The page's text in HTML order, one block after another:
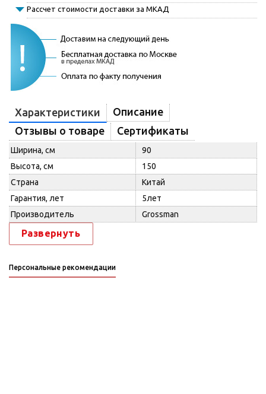
Рассчет стоимости доставки за МКАД
Характеристики
Описание
Отзывы о товаре
Сертификаты
Ширина, см
90
Высота, см
150
Страна
Китай
Гарантия, лет
5лет
Производитель
Grossman
Развернуть
Персональные рекомендации